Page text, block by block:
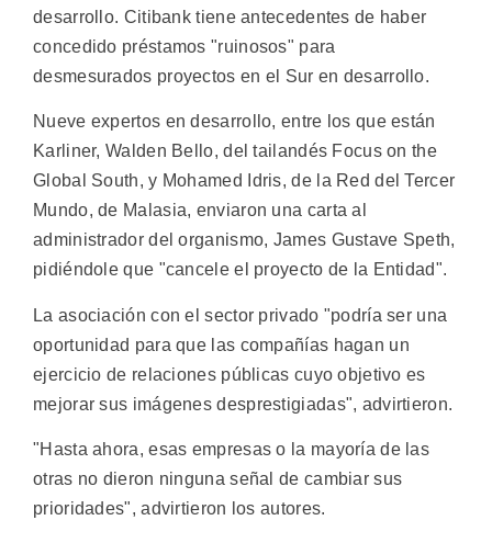
desarrollo. Citibank tiene antecedentes de haber
concedido préstamos "ruinosos" para
desmesurados proyectos en el Sur en desarrollo.
Nueve expertos en desarrollo, entre los que están
Karliner, Walden Bello, del tailandés Focus on the
Global South, y Mohamed Idris, de la Red del Tercer
Mundo, de Malasia, enviaron una carta al
administrador del organismo, James Gustave Speth,
pidiéndole que "cancele el proyecto de la Entidad".
La asociación con el sector privado "podría ser una
oportunidad para que las compañías hagan un
ejercicio de relaciones públicas cuyo objetivo es
mejorar sus imágenes desprestigiadas", advirtieron.
"Hasta ahora, esas empresas o la mayoría de las
otras no dieron ninguna señal de cambiar sus
prioridades", advirtieron los autores.